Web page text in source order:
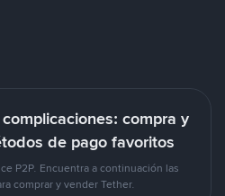
compra y
de pago favoritos
P2P. Encuentra a continuación las
comprar y vender Tether.